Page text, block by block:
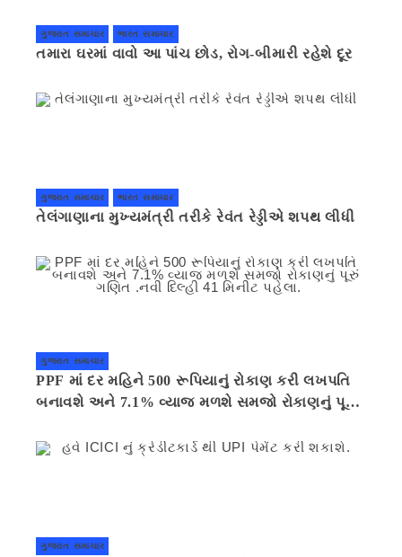
ગુજરાત સમાચાર ભારત સમાચાર
તમારા ઘરમાં વાવો આ પાંચ છોડ, રોગ-બીમારી રહેશે દૂર
ગુજરાત સમાચાર ભારત સમાચાર
તેલંગાણાના મુખ્યમંત્રી તરીકે રેવંત રેડ્ડીએ શપથ લીધી
ગુજરાત સમાચાર
PPF માં દર મહિને 500 રૂપિયાનું રોકાણ કરી લખપતિ
બનાવશે અને 7.1% વ્યાજ મળશે સમજો રોકાણનું પૂરું
ગુજરાત સમાચાર